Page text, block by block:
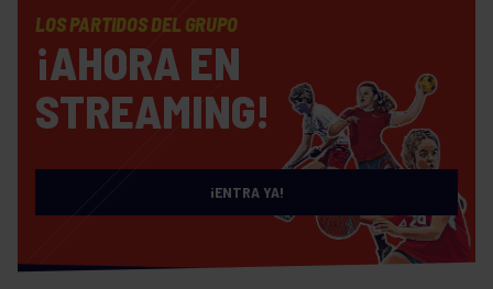
LOS PARTIDOS DEL GRUPO
¡AHORA EN
STREAMING!
¡ENTRA YA!